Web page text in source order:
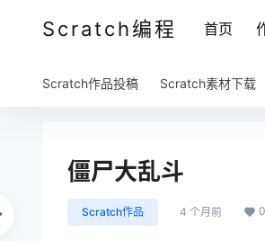
Scratch编程 首页
Scratch作品投稿 Scratch素材下载
僵尸大乱斗
Scratch作品 4 个月前 0